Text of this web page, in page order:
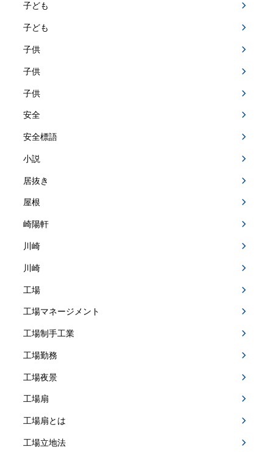
子ども
子ども
子供
子供
子供
安全
安全標語
小説
居抜き
屋根
崎陽軒
川崎
川崎
工場
工場マネージメント
工場制手工業
工場勤務
工場夜景
工場扇
工場扇とは
工場立地法